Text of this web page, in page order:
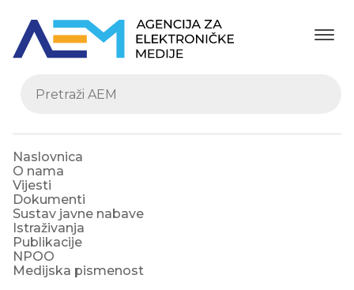
Naslovnica
O nama
Vijesti
Dokumenti
Sustav javne nabave
Istraživanja
Publikacije
NPOO
Medijska pismenost